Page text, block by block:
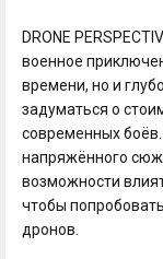
DRONE
военное
времени, но и
задуматься о
современных
напряжённого
возможности
чтобы
дронов.